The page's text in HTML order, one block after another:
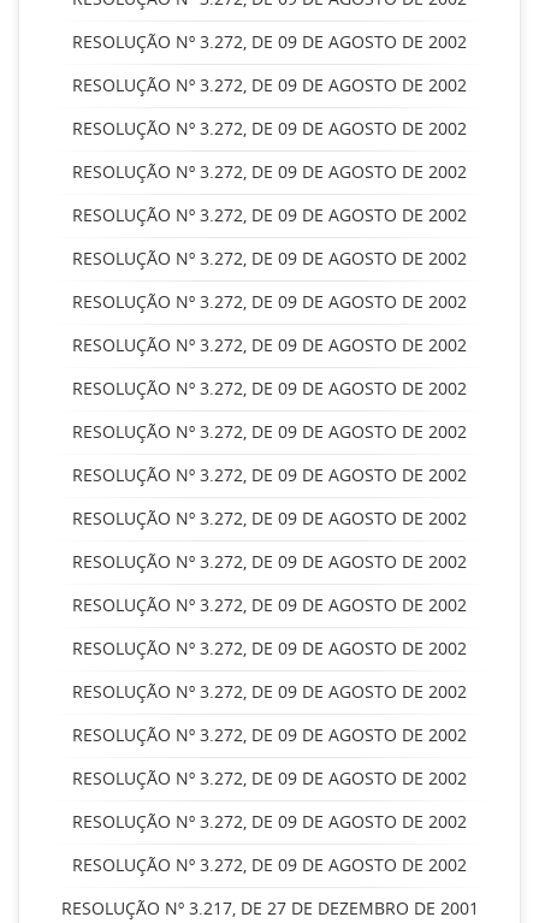
RESOLUÇÃO Nº 3.272, DE 09 DE AGOSTO DE 2002
RESOLUÇÃO Nº 3.272, DE 09 DE AGOSTO DE 2002
RESOLUÇÃO Nº 3.272, DE 09 DE AGOSTO DE 2002
RESOLUÇÃO Nº 3.272, DE 09 DE AGOSTO DE 2002
RESOLUÇÃO Nº 3.272, DE 09 DE AGOSTO DE 2002
RESOLUÇÃO Nº 3.272, DE 09 DE AGOSTO DE 2002
RESOLUÇÃO Nº 3.272, DE 09 DE AGOSTO DE 2002
RESOLUÇÃO Nº 3.272, DE 09 DE AGOSTO DE 2002
RESOLUÇÃO Nº 3.272, DE 09 DE AGOSTO DE 2002
RESOLUÇÃO Nº 3.272, DE 09 DE AGOSTO DE 2002
RESOLUÇÃO Nº 3.272, DE 09 DE AGOSTO DE 2002
RESOLUÇÃO Nº 3.272, DE 09 DE AGOSTO DE 2002
RESOLUÇÃO Nº 3.272, DE 09 DE AGOSTO DE 2002
RESOLUÇÃO Nº 3.272, DE 09 DE AGOSTO DE 2002
RESOLUÇÃO Nº 3.272, DE 09 DE AGOSTO DE 2002
RESOLUÇÃO Nº 3.272, DE 09 DE AGOSTO DE 2002
RESOLUÇÃO Nº 3.272, DE 09 DE AGOSTO DE 2002
RESOLUÇÃO Nº 3.272, DE 09 DE AGOSTO DE 2002
RESOLUÇÃO Nº 3.272, DE 09 DE AGOSTO DE 2002
RESOLUÇÃO Nº 3.272, DE 09 DE AGOSTO DE 2002
RESOLUÇÃO Nº 3.217, DE 27 DE DEZEMBRO DE 2001